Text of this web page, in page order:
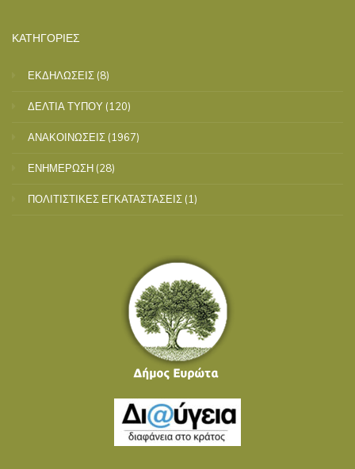
ΚΑΤΗΓΟΡΙΕΣ
ΕΚΔΗΛΩΣΕΙΣ (8)
ΔΕΛΤΙΑ ΤΥΠΟΥ (120)
ΑΝΑΚΟΙΝΩΣΕΙΣ (1967)
ΕΝΗΜΕΡΩΣΗ (28)
ΠΟΛΙΤΙΣΤΙΚΕΣ ΕΓΚΑΤΑΣΤΑΣΕΙΣ (1)